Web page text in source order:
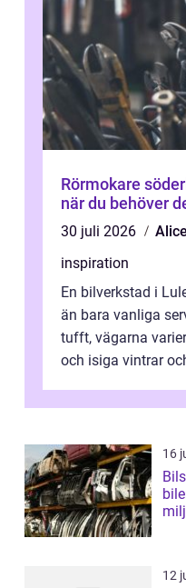
Rörmokare söderköping
när du behöver
30 juli 2026
inspiration
En bilverkstad i
än bara vanliga
tufft, vägarna
och isiga vintrar
16
12